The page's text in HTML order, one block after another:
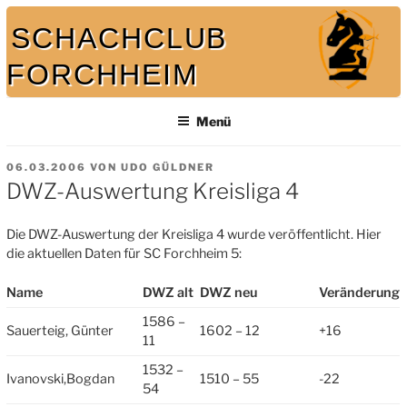
Zum
Inhalt
springen
SCHACHCLUB
FORCHHEIM
Menü
VERÖFFENTLICHT
AM
06.03.2006 VONUDO GÜLDNER
DWZ-Auswertung Kreisliga 4
Die DWZ-Auswertung der Kreisliga 4 wurde veröffentlicht. Hier
die aktuellen Daten für SC Forchheim 5:
Name DWZ alt DWZ neu Veränderung
Sauerteig, Günter
1586 –
11
1602 – 12 +16
Ivanovski,Bogdan
1532 –
54
1510 – 55 -22